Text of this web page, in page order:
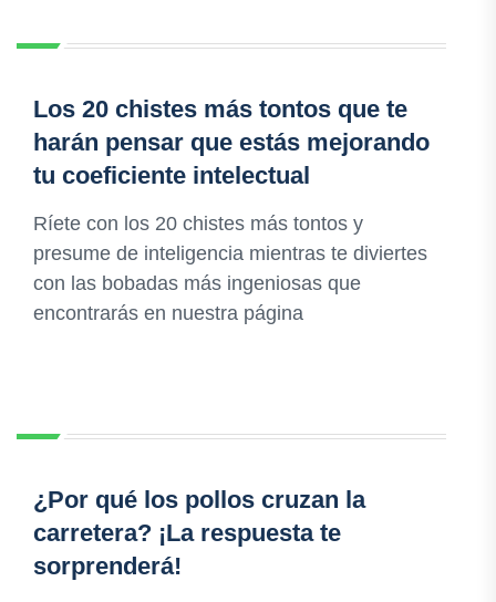
Los 20 chistes más tontos que te
harán pensar que estás mejorando
tu coeficiente intelectual
Ríete con los 20 chistes más tontos y
presume de inteligencia mientras te diviertes
con las bobadas más ingeniosas que
encontrarás en nuestra página
¿Por qué los pollos cruzan la
carretera? ¡La respuesta te
sorprenderá!